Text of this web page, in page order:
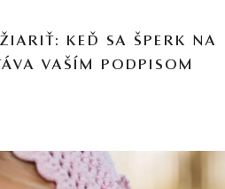
KEĎ SA ŠPERK NA
VAŠÍM PODPISOM